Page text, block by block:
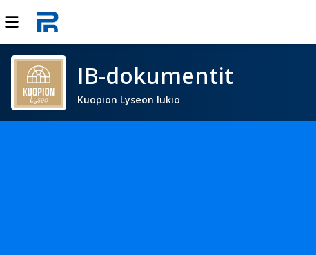
IB-dokumentit
Kuopion Lyseon lukio